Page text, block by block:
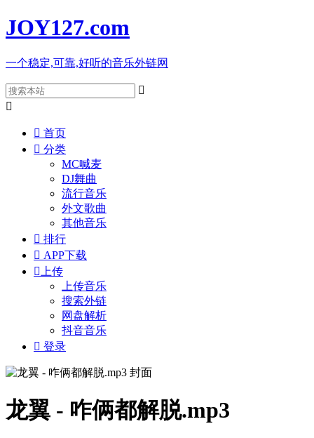
JOY127.com
一个稳定,可靠,好听的音乐外链网


 首页
 分类
MC喊麦
DJ舞曲
流行音乐
外文歌曲
其他音乐
 排行
 APP下载
 上传
上传音乐
搜索外链
网盘解析
抖音音乐
 登录
龙翼 - 咋俩都解脱.mp3